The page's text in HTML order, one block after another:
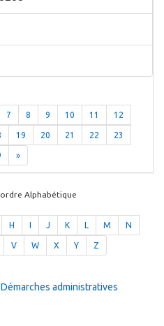
7 8 9 10 11 12
19 20 21 22 23
»
Alphabétique
H J K L M N
V W X Y Z
Démarches administratives